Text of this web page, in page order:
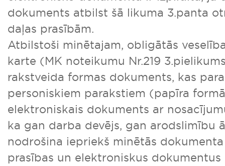
dokuments atbilst šā likuma 3.panta
daļas prasībām.
Atbilstoši minētajam, obligātās
karte (MK noteikumu Nr.219
rakstveida formas dokuments, kas
personiskiem parakstiem (papīra
elektroniskais dokuments ar
ka gan darba devējs, gan arodslimību
nodrošina iepriekš minētās
prasības un elektroniskus dokumentus